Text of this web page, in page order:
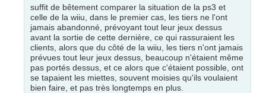
suffit de bêtement comparer la situation de la ps3 et
celle de la wiiu, dans le premier cas, les tiers ne l'ont
jamais abandonné, prévoyant tout leur jeux dessus
avant la sortie de cette dernière, ce qui rassuraient les
clients, alors que du côté de la wiiu, les tiers n'ont jamais
prévues tout leur jeux dessus, beaucoup n'étaient même
pas portés dessus, et ce alors que c'étaient possible, ont
se tapaient les miettes, souvent moisies qu'ils voulaient
bien faire, et pas très longtemps en plus.